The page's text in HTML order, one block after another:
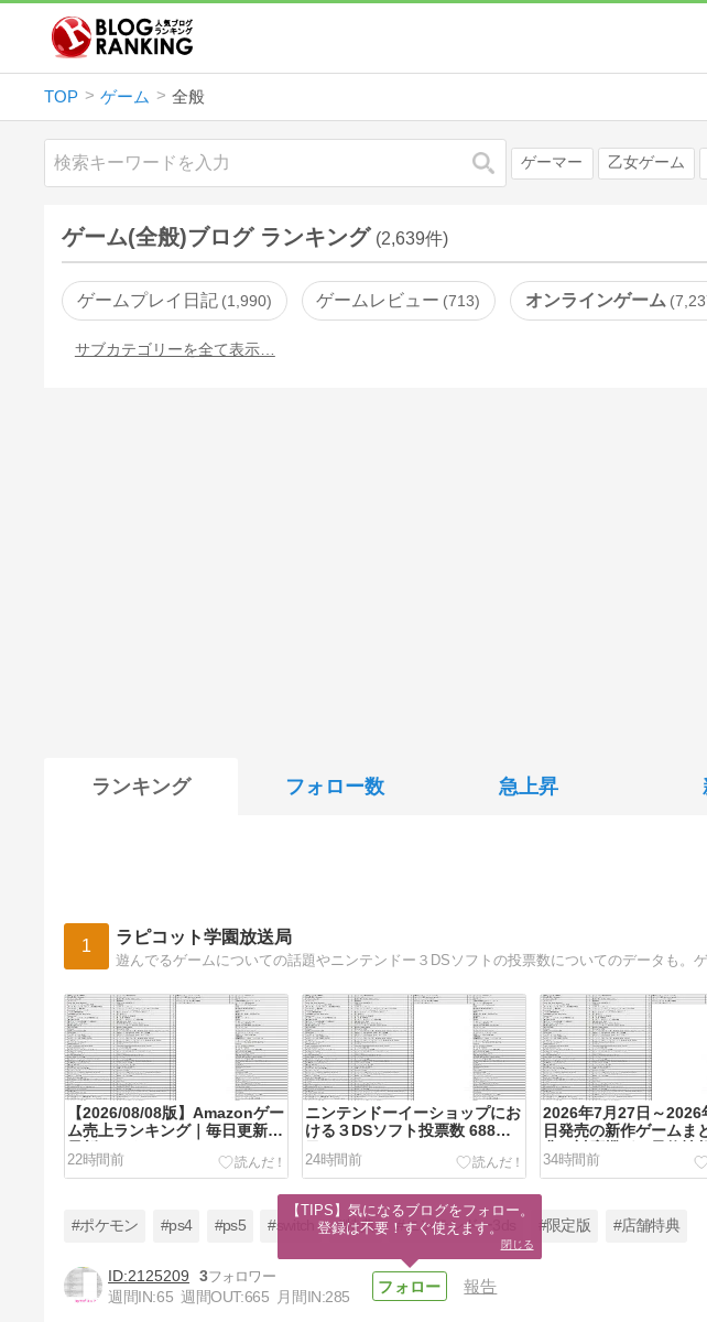
TOP ゲーム 全般
検索 ゲーマー 乙女ゲーム
ゲーム(全般)ブログ ランキング (2,639件)
ゲームプレイ日記 1,990 ゲームレビュー 713 オンラインゲーム
サブカテゴリーを全て表示…
ランキング フォロー数 急上昇
1 ラピコット学園放送局
【2026/08/08版】Amazonゲー
ム売上ランキング｜毎日更新の
最新データ
22時間前
ニンテンドーイーショップにお
ける３DSソフト投票数 688週
24時間前
2026年7月27日～2026
日発売の新作ゲームま
典・対応機種・予約情
網羅 後半
34時間前
#ポケモン #ps4 #ps5 #switch #特典 #ニンテンドー3ds #限定版 #店舗特典
2125209
3
週間IN:65 週間OUT:665 月間IN:285
報告
【TIPS】気になるブログをフォロー。
登録は不要！すぐ使えます。
閉じる